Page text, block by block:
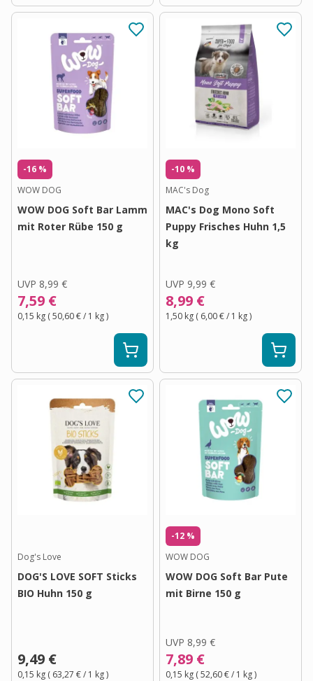
-16 %
WOW DOG
WOW DOG Soft Bar Lamm
mit Roter Rübe 150 g
UVP 8,99 €
7,59 €
0,15 kg (50,60 €/ 1 kg)
-10 %
MAC's Dog
MAC's Dog Mono Soft
Puppy Frisches Huhn 1,5
kg
UVP 9,99 €
8,99 €
1,50 kg ( 6,00 €/ 1 kg)
Dog's Love
DOG'S LOVE SOFT Sticks
BIO Huhn 150 g
9,49 €
0,15 kg ( 63,27 €/ 1 kg)
-12 %
WOW DOG
WOW DOG Soft Bar Pute
mit Birne 150 g
UVP 8,99 €
7,89 €
0,15 kg (52,60 €/ 1 kg)